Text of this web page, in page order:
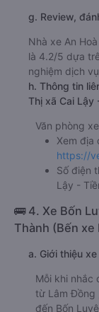
g. Review,
Nhà xe An
là 4.2/5 dựa
nghiệm dịch
h. Thông tin
Thị xã Cai Lậy
Văn phòng
Xem địa
https://
Số điện
Lậy -
🚌 4. Xe Bốn
Thành (Bến
a. Giới thiệu
Mỗi khi nhắc
từ Lâm Đồng
đến Bốn